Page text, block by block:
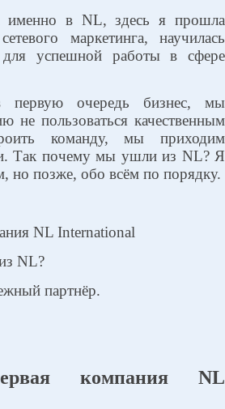
именно в NL, здесь я прошла
маркетинга, научилась
успешной работы в сфере
очередь бизнес, мы
не пользоваться качественным
команду, мы приходим
Так почему мы ушли из NL? Я
но позже, обо всём по порядку.
NL International
NL?
партнёр.
компания NL